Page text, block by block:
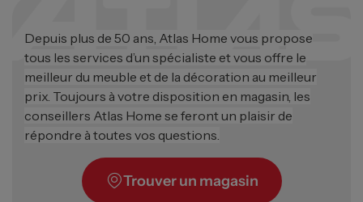
Depuis plus de 50 ans, Atlas Home vous propose
tous les services d’un spécialiste et vous offre le
meilleur du meuble et de la décoration au meilleur
prix. Toujours à votre disposition en magasin, les
conseillers Atlas Home se feront un plaisir de
répondre à toutes vos questions.
Trouver un magasin